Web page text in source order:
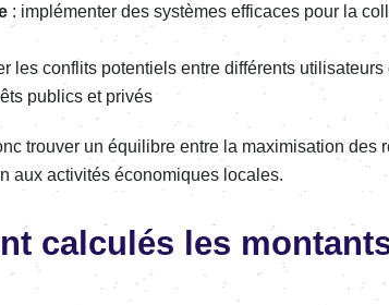
: implé­men­ter des systèmes effi­caces pour la
les conflits poten­tiels entre diffé­rents
publics et privés
trou­ver un équi­libre entre la maxi­mi­sa­tion des
aux acti­vi­tés écono­miques locales.
calcu­lés les